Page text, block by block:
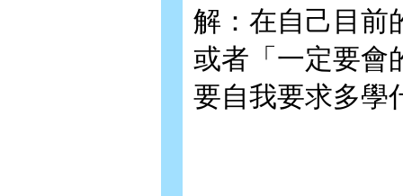
解：在自己目前
或者「一定要會
要自我要求多學